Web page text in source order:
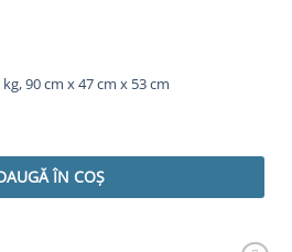
90 cm x 47 cm x 53 cm
ÎN COȘ